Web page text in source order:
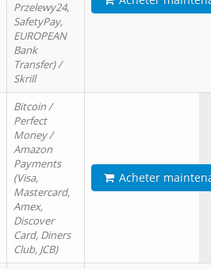
Przelewy24,
SafetyPay,
EUROPEAN
Bank
Transfer) /
Skrill
Bitcoin /
Perfect
Money /
Amazon
Payments
(Visa,
Mastercard,
Amex,
Discover
Card, Diners
Club, JCB)
Acheter